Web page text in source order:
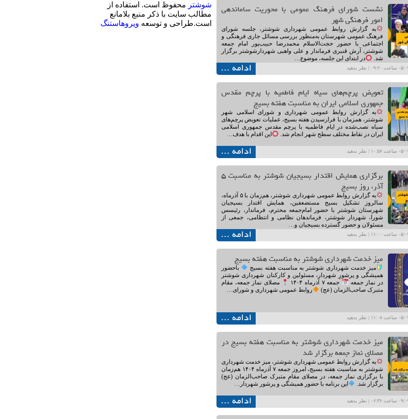
میز خدمت شهرداری شوشتر به مناسبت هفته بسیج در
مصلای نماز جمعه برگزار شد
به گزارش روابط عمومی شهرداری شوشتر، میز خدمت شهرداری
شوشتر به مناسبت هفته بسیج، امروز جمعه ۷ آذرماه ۱۴۰۴ هم‌زمان
با برگزاری نماز جمعه، در مصلای مقام متبرک صاحب‌الزمان (عج)
برگزار شد.
این برنامه با حضور همیشگی و پرشور شهردار…
نظر بدهید ادامه ...
میز خدمت شهرداری شوشتر به مناسبت هفته بسیج
میز خدمت شهرداری شوشتر به مناسبت هفته بسیج
باحضور
همیشگی و پرشورِ شهردار، مسئولین و کارکنان شهرداری شوشتر
در نماز جمعه
جمعه ۷ آذرماه ۱۴۰۴
مصلای نماز جمعه، مقام
متبرک صاحب‌الزمان (عج)
روابط عمومی شهرداری و شورای…
نظر بدهید ادامه ...
برگزاری همایش اقتدار بسیجیان شوشتر به مناسبت ۵
آذر، روز بسیج
به گزارش روابط عمومی شهرداری شوشتر، هم‌زمان با ۵ آذرماه،
سالروز تشکیل بسیج مستضعفین، همایش اقتدار بسیجیان
شهرستان شوشتر با حضور امام‌جمعه محترم، فرماندار، رئیسس
شورا، شهردار شوشتر، فرماندهان نظامی و انتظامی، جمعی از
مسئولان و حضور گسترده بسیجیان و…
نظر بدهید ادامه ...
تعویض پرچم‌های سیاه ایام فاطمیه با پرچم مقدس
جمهوری اسلامی ایران به مناسبت هفته بسیج
به گزارش روابط عمومی شهرداری و شورای اسلامی شهر
شوشتر، همزمان با فرارسیدن هفته بسیج، عملیات تعویض پرچم‌های
سیاه نصب‌شده در ایام فاطمیه با پرچم مقدس جمهوری اسلامی
ایران در نقاط مختلف سطح شهر انجام شد.
این اقدام با هدف…
نظر بدهید ادامه ...
نشست شورای فرهنگ عمومی با محوریت ساماندهی
امور فرهنگی شهر
به گزارش روابط عمومی شهرداری شوشتر، جلسه شورای
فرهنگ عمومی شهرستان به‌منظور بررسی مسائل جاری فرهنگی و
اجتماعی با حضور حجت‌الاسلام محمدرضا حبیب‌پور امام جمعه
شوشتر، آرش قنبری فرماندار و علی واهبی شهردارشوشتر برگزار
شد.
در ابتدای این جلسه، موضوع…
نظر بدهید ادامه ...
شوشتر محفوظ است. استفاده از
مطالب سایت با ذکر منبع بلامانع
است.طراحی و توسعه ویروهاستنگ